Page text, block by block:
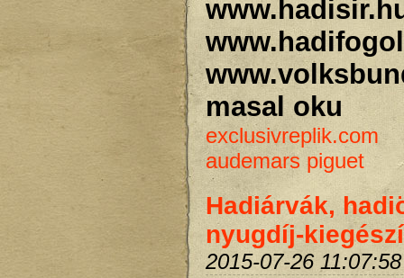
masal oku
exclusivreplik.com
audemars piguet
Hadiárvák,
nyugdíj-
2015-07-26 11:07:58